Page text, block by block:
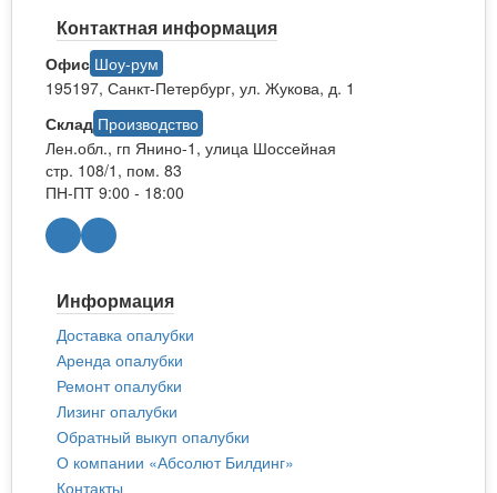
Контактная информация
Офис Шоу-рум
195197, Санкт-Петербург, ул. Жукова, д. 1
Склад Производство
Лен.обл., гп Янино-1, улица Шоссейная
стр. 108/1, пом. 83
ПН-ПТ 9:00 - 18:00
Информация
Доставка опалубки
Аренда опалубки
Ремонт опалубки
Лизинг опалубки
Обратный выкуп опалубки
О компании «Абсолют Билдинг»
Контакты